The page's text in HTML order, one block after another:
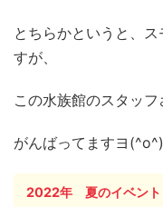
とちらかというと、
すが、
この水族館のスタッフ
がんばってますヨ
2022年 夏のイベント